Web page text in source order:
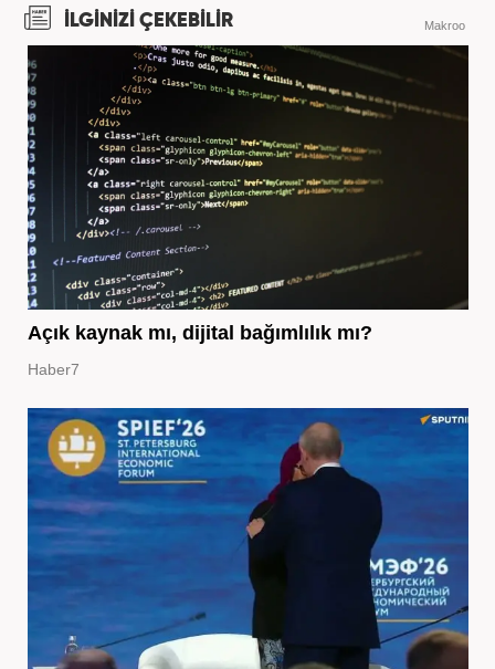
İLGİNİZİ ÇEKEBİLİR Makroo
Açık kaynak mı, dijital bağımlılık mı?
Haber7